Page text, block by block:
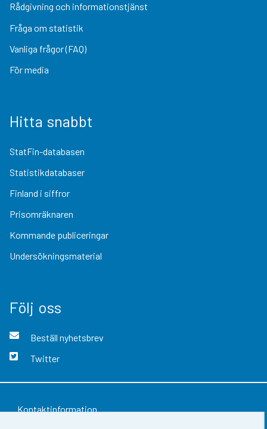
Rådgivning och informationstjänst
Fråga om statistik
Vanliga frågor (FAQ)
För media
Hitta snabbt
StatFin-databasen
Statistikdatabaser
Finland i siffror
Prisomräknaren
Kommande publiceringar
Undersökningsmaterial
Följ oss
Beställ nyhetsbrev
Twitter
Kontaktinformation